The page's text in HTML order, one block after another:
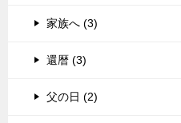
家族へ (3)
還暦 (3)
父の日 (2)